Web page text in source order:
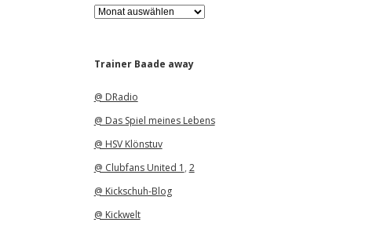
A
r
iTrainer Baade away
@ DRadio
@ Das Spiel meines Lebens
@ HSV Klönstuv
@ Clubfans United 1 , 2
@ Kickschuh-Blog
@ Kickwelt